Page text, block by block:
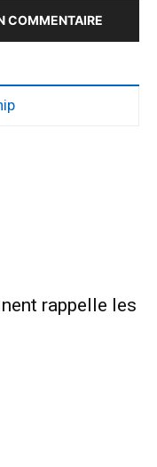
COMMENTAIRE
rappelle les